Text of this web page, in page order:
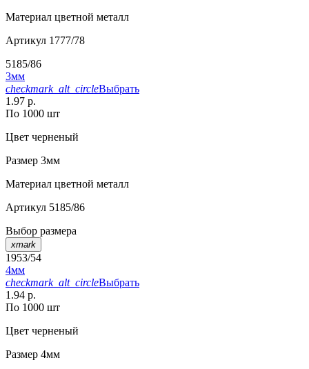
Материал цветной металл
Артикул 1777/78
5185/86
3мм
checkmark_alt_circleВыбрать
1.97 р.
По 1000 шт
Цвет черненый
Размер 3мм
Материал цветной металл
Артикул 5185/86
Выбор размера
xmark
1953/54
4мм
checkmark_alt_circleВыбрать
1.94 р.
По 1000 шт
Цвет черненый
Размер 4мм